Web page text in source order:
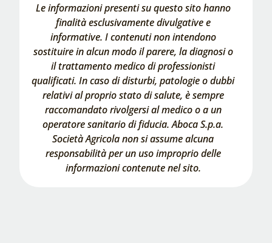
Le informazioni presenti su questo sito hanno
finalità esclusivamente divulgative e
informative. I contenuti non intendono
sostituire in alcun modo il parere, la diagnosi o
il trattamento medico di professionisti
qualificati. In caso di disturbi, patologie o dubbi
relativi al proprio stato di salute, è sempre
raccomandato rivolgersi al medico o a un
operatore sanitario di fiducia. Aboca S.p.a.
Società Agricola non si assume alcuna
responsabilità per un uso improprio delle
informazioni contenute nel sito.